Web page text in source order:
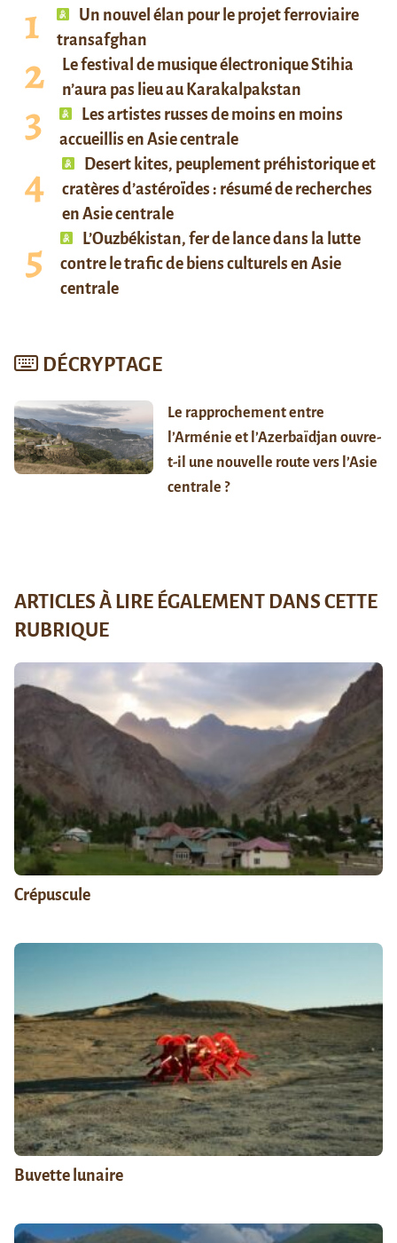
Un nouvel élan pour le projet ferroviaire
transafghan
Le festival de musique électronique Stihia
n’aura pas lieu au Karakalpakstan
Les artistes russes de moins en moins
accueillis en Asie centrale
Desert kites, peuplement préhistorique et
cratères d’astéroïdes : résumé de recherches
en Asie centrale
L’Ouzbékistan, fer de lance dans la lutte
contre le trafic de biens culturels en Asie
centrale
DÉCRYPTAGE
Le rapprochement entre
l’Arménie et l’Azerbaïdjan ouvre-
t-il une nouvelle route vers l’Asie
centrale ?
ARTICLES À LIRE ÉGALEMENT DANS CETTE
RUBRIQUE
Crépuscule
Buvette lunaire